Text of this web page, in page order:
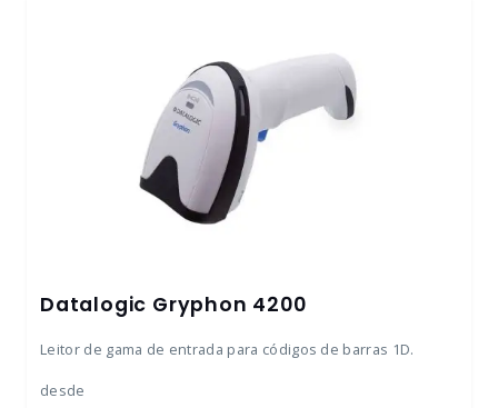
Datalogic Gryphon 4200
Leitor de gama de entrada para códigos de barras 1D.
desde